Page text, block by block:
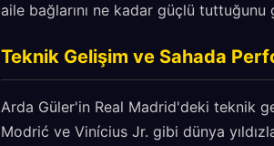
aile bağlarını ne kadar güçlü tuttuğunu
Teknik Gelişim ve Sahada
Arda Güler'in Real Madrid'deki teknik
Modrić ve Vinícius Jr. gibi dünya